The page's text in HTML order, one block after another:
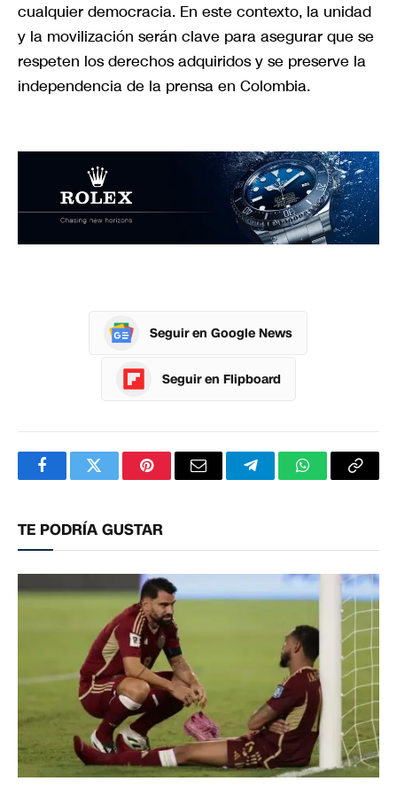
cualquier democracia. En este contexto, la unidad
y la movilización serán clave para asegurar que se
respeten los derechos adquiridos y se preserve la
independencia de la prensa en Colombia.
Seguir en Google News
Seguir en Flipboard
FacebookTwitterPinterestCorreoTelegramWhatsApp
TE PODRÍA GUSTAR